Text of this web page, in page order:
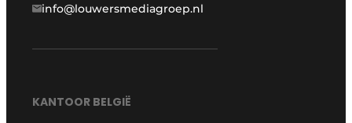
info@louwersmediagroep.nl
KANTOOR BELGIË